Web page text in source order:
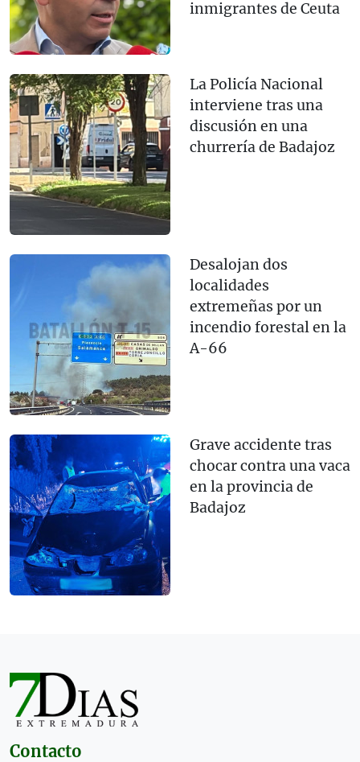
inmigrantes de Ceuta
La Policía Nacional
interviene tras una
discusión en una
churrería de Badajoz
Desalojan dos
localidades
extremeñas por un
incendio forestal en la
A-66
Grave accidente tras
chocar contra una vaca
en la provincia de
Badajoz
Contacto